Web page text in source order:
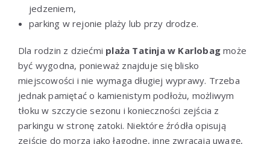
jedzeniem,
parking w rejonie plaży lub przy drodze.
Dla rodzin z dziećmi plaża Tatinja w Karlobag może
być wygodna, ponieważ znajduje się blisko
miejscowości i nie wymaga długiej wyprawy. Trzeba
jednak pamiętać o kamienistym podłożu, możliwym
tłoku w szczycie sezonu i konieczności zejścia z
parkingu w stronę zatoki. Niektóre źródła opisują
zejście do morza jako łagodne, inne zwracają uwagę,